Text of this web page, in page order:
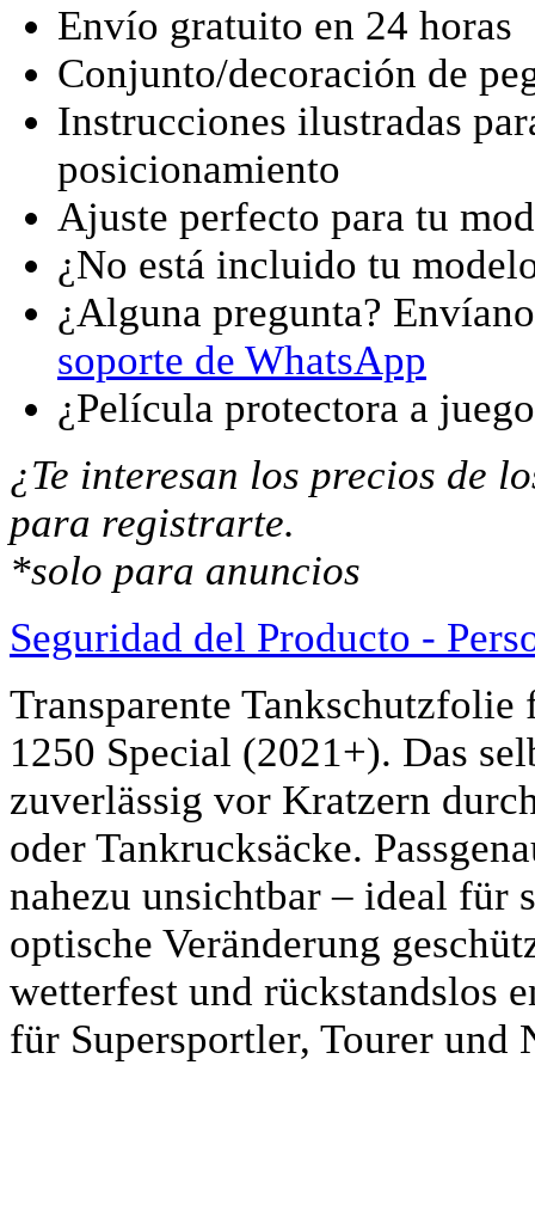
Special
cantidad
Envío gratuito en 24 horas
Conjunto/decoración de
Instrucciones ilustradas
posicionamiento
Ajuste perfecto para tu
¿No está incluido tu
¿Alguna pregunta?
soporte de WhatsApp
¿Película protectora a
¿Te interesan los precios de
para registrarte.
*solo para anuncios
Seguridad del Producto -
Transparente
1250 Special (2021+). Das
zuverlässig vor Kratzern
oder Tankrucksäcke.
nahezu unsichtbar – ideal für
optische Veränderung
wetterfest und rückstandslos
für Supersportler, Tourer und